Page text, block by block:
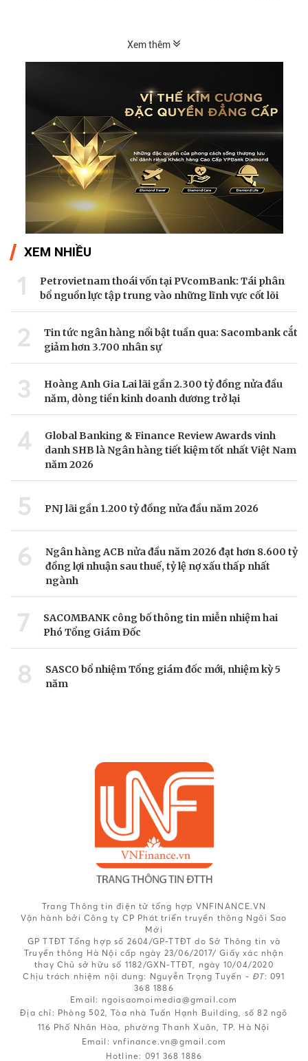
Xem thêm
XEM NHIỀU
1
Petrovietnam thoái vốn tại PVcomBank: Tái phân
bổ nguồn lực tập trung vào những lĩnh vực cốt lõi
2
Tin tức ngân hàng nổi bật tuần qua: Sacombank cắt
giảm hơn 3.700 nhân sự
3
Hoàng Anh Gia Lai lãi gần 2.300 tỷ đồng nửa đầu
năm, dòng tiền kinh doanh dương trở lại
4
Global Banking & Finance Review Awards vinh
danh SHB là Ngân hàng tiết kiệm tốt nhất Việt Nam
năm 2026
5 PNJ lãi gần 1.200 tỷ đồng nửa đầu năm 2026
6
Ngân hàng ACB nửa đầu năm 2026 đạt hơn 8.600 tỷ
đồng lợi nhuận sau thuế, tỷ lệ nợ xấu thấp nhất
ngành
7
SACOMBANK công bố thông tin miễn nhiệm hai
Phó Tổng Giám Đốc
8
SASCO bổ nhiệm Tổng giám đốc mới, nhiệm kỳ 5
năm
Trang Thông tin điện tử tổng hợp VNFINANCE.VN
Vận hành bởi Công ty CP Phát triển truyền thông Ngôi Sao
Mới
GP TTĐT Tổng hợp số 2604/GP-TTĐT do Sở Thông tin và
Truyền thông Hà Nội cấp ngày 23/06/2017/ Giấy xác nhận
thay Chủ sở hữu số 1182/GXN-TTĐT, ngày 10/04/2020
Chịu trách nhiệm nội dung: Nguyễn Trọng Tuyến - ĐT: 091
368 1886
Email: ngoisaomoimedia@gmail.com
Địa chỉ: Phòng 502, Tòa nhà Tuấn Hạnh Building, số 82 ngõ
116 Phố Nhân Hòa, phường Thanh Xuân, TP. Hà Nội
Email: vnfinance.vn@gmail.com
Hotline: 091 368 1886